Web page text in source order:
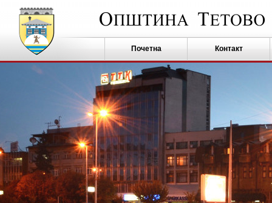
Почетна Контакт